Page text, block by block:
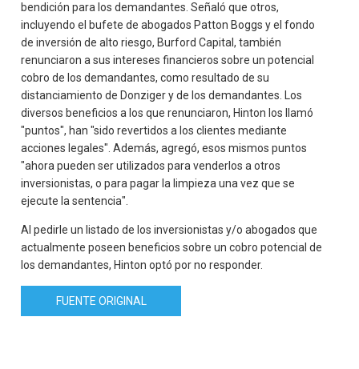
bendición para los demandantes. Señaló que otros,
incluyendo el bufete de abogados Patton Boggs y el fondo
de inversión de alto riesgo, Burford Capital, también
renunciaron a sus intereses financieros sobre un potencial
cobro de los demandantes, como resultado de su
distanciamiento de Donziger y de los demandantes. Los
diversos beneficios a los que renunciaron, Hinton los llamó
"puntos", han "sido revertidos a los clientes mediante
acciones legales". Además, agregó, esos mismos puntos
"ahora pueden ser utilizados para venderlos a otros
inversionistas, o para pagar la limpieza una vez que se
ejecute la sentencia".
Al pedirle un listado de los inversionistas y/o abogados que
actualmente poseen beneficios sobre un cobro potencial de
los demandantes, Hinton optó por no responder.
FUENTE ORIGINAL